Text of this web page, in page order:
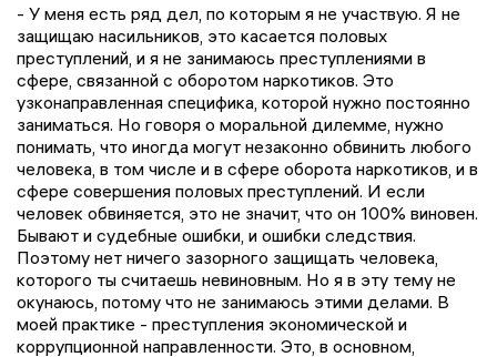
- У меня есть ряд дел, по которым я не участвую. Я не
защищаю насильников, это касается половых
преступлений, и я не занимаюсь преступлениями в
сфере, связанной с оборотом наркотиков. Это
узконаправленная специфика, которой нужно постоянно
заниматься. Но говоря о моральной дилемме, нужно
понимать, что иногда могут незаконно обвинить любого
человека, в том числе и в сфере оборота наркотиков, и в
сфере совершения половых преступлений. И если
человек обвиняется, это не значит, что он 100% виновен.
Бывают и судебные ошибки, и ошибки следствия.
Поэтому нет ничего зазорного защищать человека,
которого ты считаешь невиновным. Но я в эту тему не
окунаюсь, потому что не занимаюсь этими делами. В
моей практике - преступления экономической и
коррупционной направленности. Это, в основном,